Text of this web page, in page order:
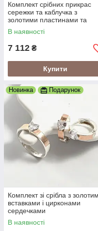
Комплект срібних прикрас
сережки та каблучка з
золотими пластинами та
цирконами
В наявності
7 112 ₴
Купити
Новинка Подарунок
Комплект зі срібла з
вставками і цирконами
сердечками
В наявності